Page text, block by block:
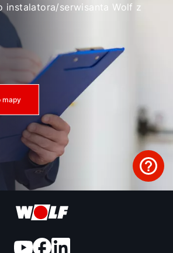
instalatora/serwisanta Wolf z
mapy